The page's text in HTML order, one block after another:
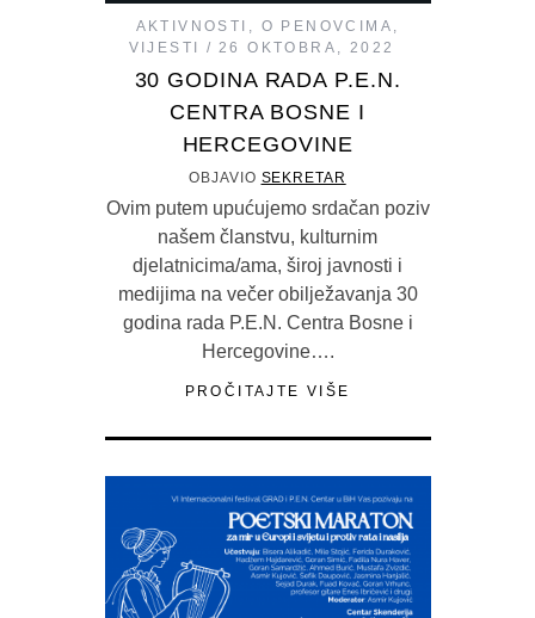
AKTIVNOSTI , O PENOVCIMA ,
VIJESTI
26 OKTOBRA, 2022
30 GODINA RADA P.E.N.
CENTRA BOSNE I
HERCEGOVINE
OBJAVIO SEKRETAR
Ovim putem upućujemo srdačan poziv
našem članstvu, kulturnim
djelatnicima/ama, široj javnosti i
medijima na večer obilježavanja 30
godina rada P.E.N. Centra Bosne i
Hercegovine….
PROČITAJTE VIŠE